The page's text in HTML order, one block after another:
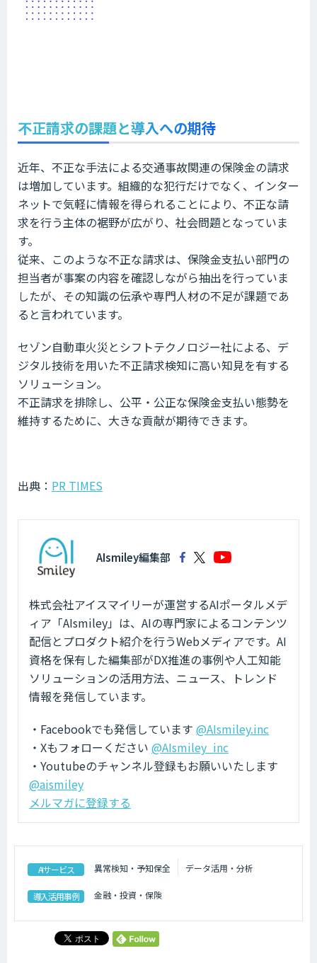
不正請求の課題と導入への期待
近年、不正な手法による交通事故関連の保険金の請求
は増加しています。組織的な犯行だけでなく、インター
ネットで気軽に情報を得られることにより、不正な請
求を行う主体の裾野が広がり、社会問題となっていま
す。
従来、このような不正な請求は、保険金支払い部門の
担当者が事案の内容を確認しながら抽出を行っていま
したが、その知識の伝承や専門人材の不足が課題であ
ると言われています。
セゾン自動車火災とシフトテクノロジー社による、デ
ジタル技術を用いた不正請求検知に高い知見を有する
ソリューション。
不正請求を排除し、公平・公正な保険金支払い態勢を
維持するために、大きな貢献が期待できます。
出典： PR TIMES
AIsmiley編集部
株式会社アイスマイリーが運営するAIポータルメデ
ィア「AIsmiley」は、AIの専門家によるコンテンツ
配信とプロダクト紹介を行うWebメディアです。AI
資格を保有した編集部がDX推進の事例や人工知能
ソリューションの活用方法、ニュース、トレンド
情報を発信しています。
・Facebookでも発信しています @AIsmiley.inc
・Xもフォローください @AIsmiley_inc
・Youtubeのチャンネル登録もお願いいたします
@aismiley
メルマガに登録する
AIサービス 異常検知・予知保全 データ活用・分析
導入活用事例 金融・投資・保険